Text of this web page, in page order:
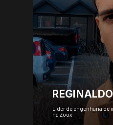
Líder de engenharia de
na Zoox